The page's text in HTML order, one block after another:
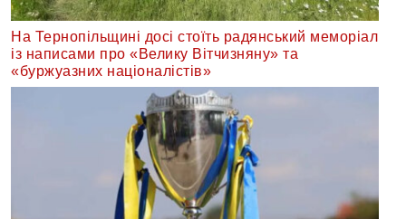
На Тернопільщині досі стоїть радянський меморіал
із написами про «Велику Вітчизняну» та
«буржуазних націоналістів»